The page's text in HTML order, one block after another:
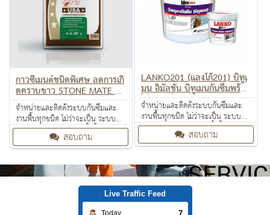
LANKO201 (แลงโก้201) บิทูเ
มน อิมัลชั่น บิทูเมนกันซึมพร้อม
ใช้ ชนิดยืดหยุ่น
จำหน่ายและติดตั้งระบบกันซึมและ
งานพื้นทุกชนิด ไม่ว่าจะเป็น ระบบ
งานกันซึม ระบบงานติดตั้งพื้น งาน
ป้องกันไฟลาม งานเคลือบปกป้องพื้น
ผิว งานเคลือบสารสะท้อนความร้อน
สอบถาม
กาวซีเมนต์ชนิดพิเศษ ลดการเกิ
ดคราบขาว STONE MATE CR
OCODILE
จำหน่ายและติดตั้งระบบกันซึมและ
งานพื้นทุกชนิด ไม่ว่าจะเป็น ระบบ
งานกันซึม ระบบงานติดตั้งพื้น งาน
ป้องกันไฟลาม งานเคลือบปกป้องพื้น
ผิว งานเคลือบสารสะท้อนความร้อน
สอบถาม
Live Traffic Feed